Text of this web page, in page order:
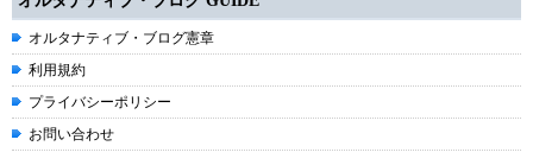
オルタナティブ・ブログ憲章
利用規約
プライバシーポリシー
お問い合わせ